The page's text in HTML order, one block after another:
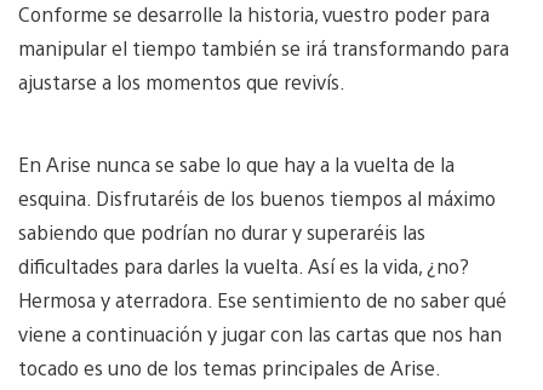
Conforme se desarrolle la historia, vuestro poder para
manipular el tiempo también se irá transformando para
ajustarse a los momentos que revivís.
En Arise nunca se sabe lo que hay a la vuelta de la
esquina. Disfrutaréis de los buenos tiempos al máximo
sabiendo que podrían no durar y superaréis las
dificultades para darles la vuelta. Así es la vida, ¿no?
Hermosa y aterradora. Ese sentimiento de no saber qué
viene a continuación y jugar con las cartas que nos han
tocado es uno de los temas principales de Arise.